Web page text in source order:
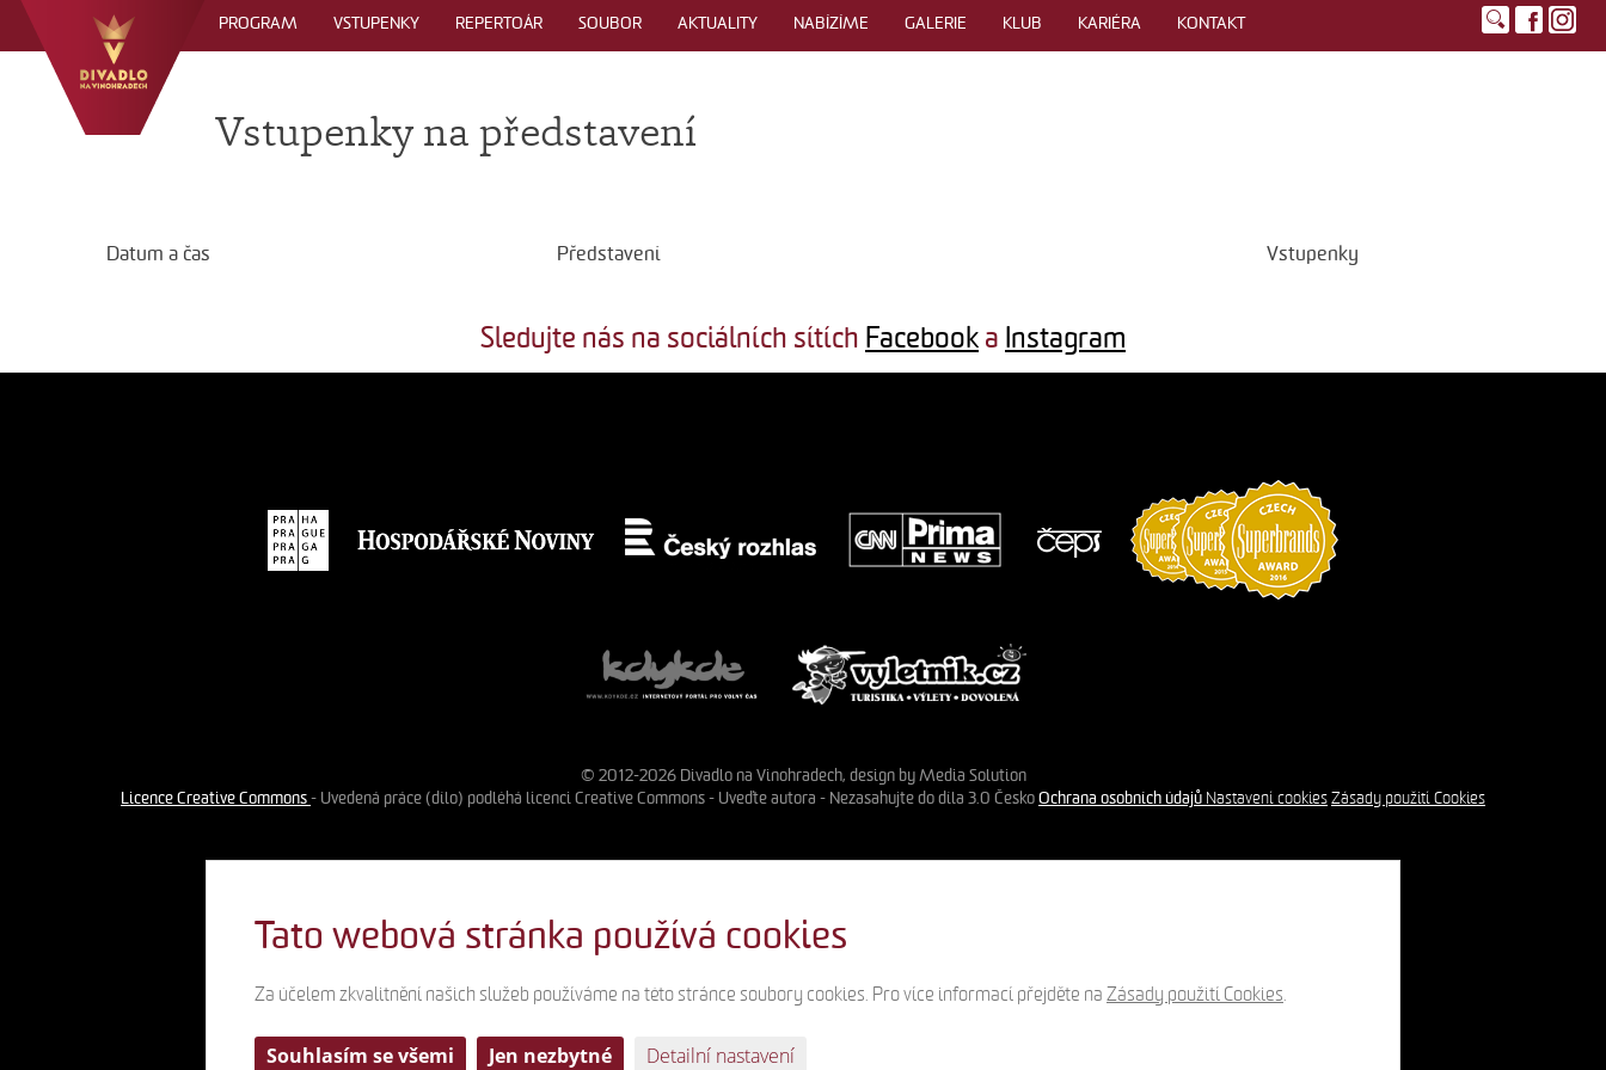
PROGRAM VSTUPENKY REPERTOÁR SOUBOR AKTUALITY NABÍZÍME GALERIE KLUB KARIÉRA KONTAKT
Vstupenky na představení
Datum a čas Představení Vstupenky
Sledujte nás na sociálních sítích Facebook a Instagram
© 2012-2026 Divadlo na Vinohradech, design by Media Solution
Licence Creative Commons- Uvedená práce (dílo) podléhá licenci Creative Commons - Uveďte autora - Nezasahujte do díla 3.0 ČeskoOchrana osobních údajů Nastavení cookiesZásady použití Cookies
Tato webová stránka používá cookies
Za účelem zkvalitnění našich služeb používáme na této stránce soubory cookies. Pro více informací přejděte na Zásady použití Cookies.
Souhlasím se všemi Jen nezbytné Detailní nastavení